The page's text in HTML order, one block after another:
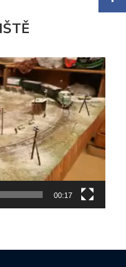
00:17